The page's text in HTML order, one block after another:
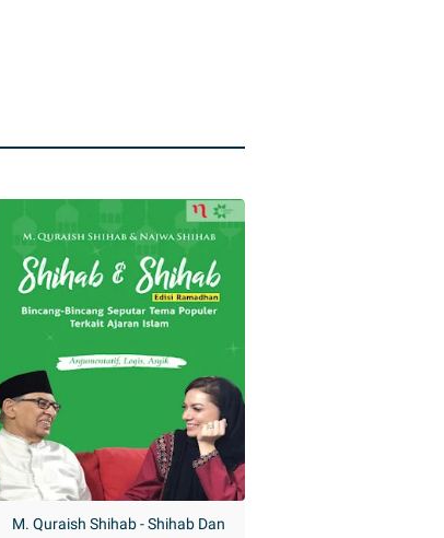
M. Quraish Shihab - Shihab Dan